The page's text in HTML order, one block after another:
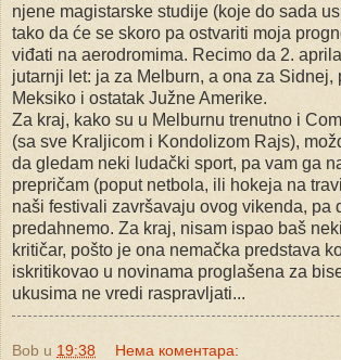
njene magistarske studije (koje do sada
tako da će se skoro pa ostvariti moja
viđati na aerodromima. Recimo da 2.
jutarnji let: ja za Melburn, a ona za Sidnej,
Meksiko i ostatak Južne Amerike.
Za kraj, kako su u Melburnu trenutno i
(sa sve Kraljicom i Kondolizom Rajs),
da gledam neki ludački sport, pa vam ga
prepričam (poput netbola, ili hokeja na
naši festivali završavaju ovog vikenda, pa
predahnemo. Za kraj, nisam ispao baš
kritičar, pošto je ona nemačka predstava
iskritikovao u novinama proglašena za
ukusima ne vredi raspravljati...
Bob u 19:38 Нема коментара: